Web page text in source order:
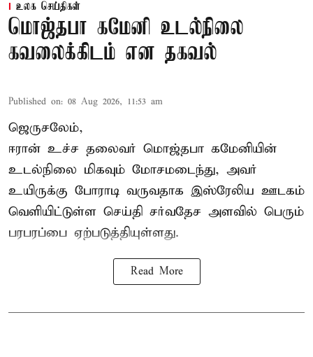
உலக செய்திகள்
மொஜ்தபா கமேனி உடல்நிலை
கவலைக்கிடம் என தகவல்
Published on: 08 Aug 2026, 11:53 am
ஜெருசலேம்,
ஈரான் உச்ச தலைவர் மொஜ்தபா கமேனியின்
உடல்நிலை மிகவும் மோசமடைந்து, அவர்
உயிருக்கு போராடி வருவதாக இஸ்ரேலிய ஊடகம்
வெளியிட்டுள்ள செய்தி சர்வதேச அளவில் பெரும்
பரபரப்பை ஏற்படுத்தியுள்ளது.
Read More